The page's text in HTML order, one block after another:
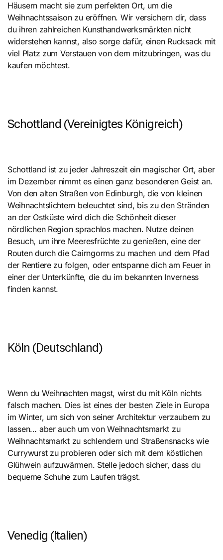
Häusern macht sie zum perfekten Ort, um die
Weihnachtssaison zu eröffnen. Wir versichern dir, dass
du ihren zahlreichen Kunsthandwerksmärkten nicht
widerstehen kannst, also sorge dafür, einen Rucksack mit
viel Platz zum Verstauen von dem mitzubringen, was du
kaufen möchtest.
Schottland (Vereinigtes Königreich)
Schottland ist zu jeder Jahreszeit ein magischer Ort, aber
im Dezember nimmt es einen ganz besonderen Geist an.
Von den alten Straßen von Edinburgh, die von kleinen
Weihnachtslichtern beleuchtet sind, bis zu den Stränden
an der Ostküste wird dich die Schönheit dieser
nördlichen Region sprachlos machen. Nutze deinen
Besuch, um ihre Meeresfrüchte zu genießen, eine der
Routen durch die Cairngorms zu machen und dem Pfad
der Rentiere zu folgen, oder entspanne dich am Feuer in
einer der Unterkünfte, die du im bekannten Inverness
finden kannst.
Köln (Deutschland)
Wenn du Weihnachten magst, wirst du mit Köln nichts
falsch machen. Dies ist eines der besten Ziele in Europa
im Winter, um sich von seiner Architektur verzaubern zu
lassen… aber auch um von Weihnachtsmarkt zu
Weihnachtsmarkt zu schlendern und Straßensnacks wie
Currywurst zu probieren oder sich mit dem köstlichen
Glühwein aufzuwärmen. Stelle jedoch sicher, dass du
bequeme Schuhe zum Laufen trägst.
Venedig (Italien)